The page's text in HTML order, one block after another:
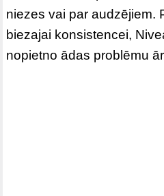
niezes vai par audzējiem.
biezajai konsistencei,
nopietno ādas problēmu